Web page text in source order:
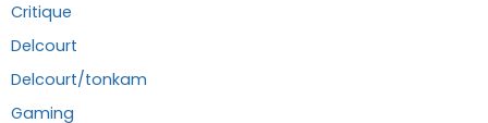
Critique
Delcourt
Delcourt/tonkam
Gaming